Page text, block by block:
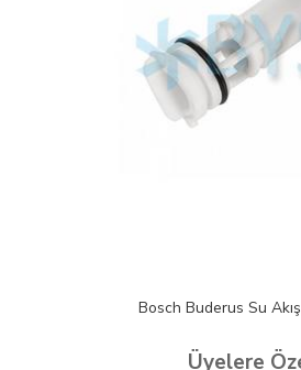
Bosch Buderus Su
Üyelere